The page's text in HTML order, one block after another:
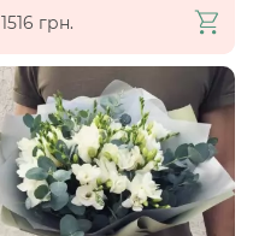
1516 грн.